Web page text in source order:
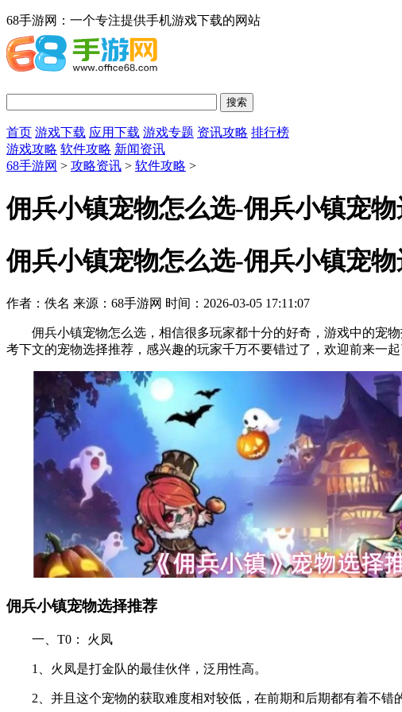
68手游网：一个专注提供手机游戏下载的网站
首页 游戏下载 应用下载 游戏专题 资讯攻略 排行榜
游戏攻略 软件攻略 新闻资讯
68手游网 > 攻略资讯 > 软件攻略 >
佣兵小镇宠物怎么选-佣兵小镇宠
佣兵小镇宠物怎么选-佣兵小镇宠
作者：佚名 来源：68手游网 时间：2026-03-05 17:11:07
佣兵小镇宠物怎么选，相信很多玩家都十分的好奇，游戏中的宠物
考下文的宠物选择推荐，感兴趣的玩家千万不要错过了，欢迎前来一
佣兵小镇宠物选择推荐
一、T0： 火凤
1、火凤是打金队的最佳伙伴，泛用性高。
2、并且这个宠物的获取难度相对较低，在前期和后期都有着不错的